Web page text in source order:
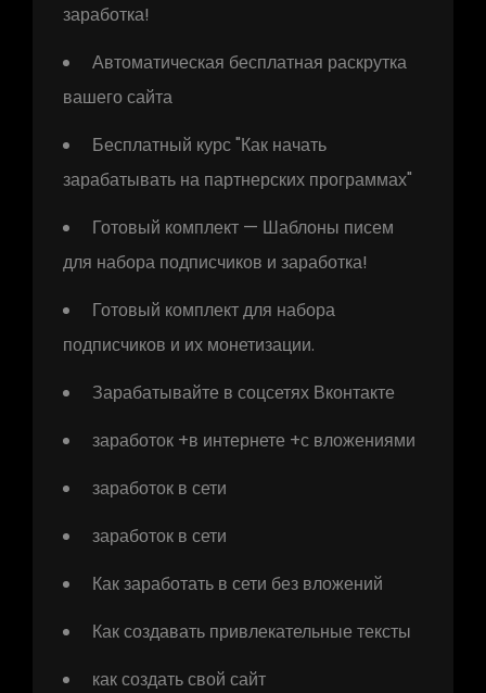
заработка!
Автоматическая бесплатная раскрутка
вашего сайта
Бесплатный курс "Как начать
зарабатывать на партнерских программах"
Готовый комплект — Шаблоны писем
для набора подписчиков и заработка!
Готовый комплект для набора
подписчиков и их монетизации.
Зарабатывайте в соцсетях Вконтакте
заработок +в интернете +с вложениями
заработок в сети
заработок в сети
Как заработать в сети без вложений
Как создавать привлекательные тексты
как создать свой сайт